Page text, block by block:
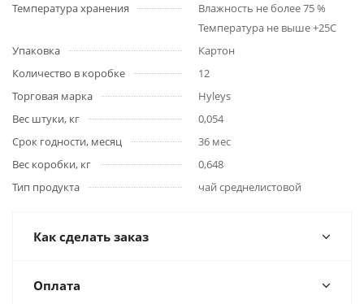
Температура хранения
Влажность не более 75 %
Температура не выше +25С
Упаковка
Картон
Количество в коробке
12
Торговая марка
Hyleys
Вес штуки, кг
0,054
Срок годности, месяц
36 мес
Вес коробки, кг
0,648
Тип продукта
чай среднелистовой
Как сделать заказ
Оплата